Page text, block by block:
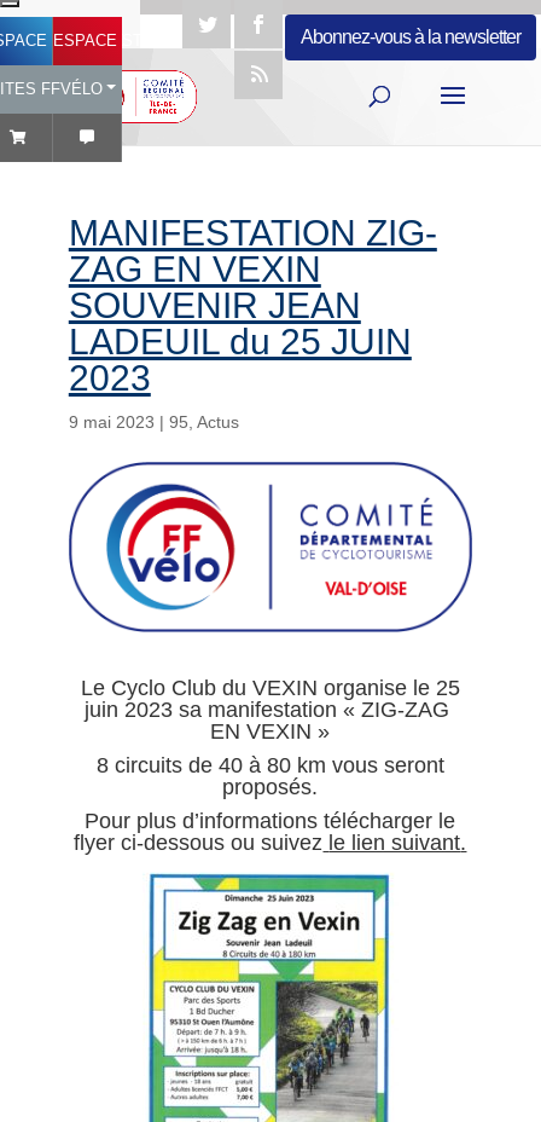
LICENCIÉ
ESPACE STRUCTURES
FFVÉLO
Abonnez-vous à la newsletter
MANIFESTATION ZIG-
ZAG EN VEXIN
SOUVENIR JEAN
LADEUIL du 25 JUIN
2023
9 mai 2023 | 95 Actus
Le Cyclo Club du VEXIN organise le 25
juin 2023 sa manifestation « ZIG-ZAG
EN VEXIN »
8 circuits de 40 à 80 km vous seront
proposés.
Pour plus d’informations télécharger le
flyer ci-dessous ou suivez le lien suivant.